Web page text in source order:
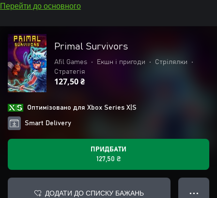
Перейти до основного
Primal Survivors
Afil Games • Екшн і пригоди • Стрілялки
•
Стратегія
127,50 ₴
Оптимізовано для Xbox Series X|S
Smart Delivery
ПРИДБАТИ
127,50 ₴
ДОДАТИ ДО СПИСКУ БАЖАНЬ ● ● ●